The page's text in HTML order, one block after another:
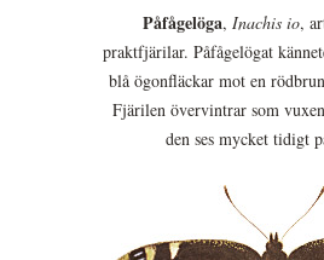
Påfågelöga, Inachis io,
praktfjärilar. Påfågelögat
blå ögonfläckar mot en
Fjärilen övervintrar som
den ses mycket tidigt